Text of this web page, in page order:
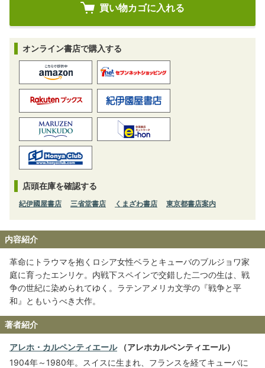
オンライン書店で購入する
店頭在庫を確認する
紀伊國屋書店 三省堂書店 くまざわ書店 東京都書店案内
内容紹介
革命にトラウマを抱くロシア女性ベラとキューバのブルジョワ家
庭に育ったエンリケ。内戦下スペインで交錯した二つの生は、戦
争の世紀に染められてゆく。ラテンアメリカ文学の『戦争と平
和』ともいうべき大作。
著者紹介
アレホ・カルペンティエール（アレホカルペンティエール）
1904年～1980年。スイスに生まれ、フランスを経てキューバに